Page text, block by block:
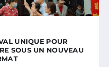
UNIQUE POUR
SOUS UN NOUVEAU